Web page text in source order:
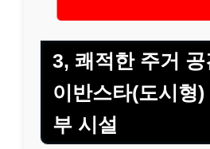
3, 쾌적한 주거
이반스타(도시형)
부 시설